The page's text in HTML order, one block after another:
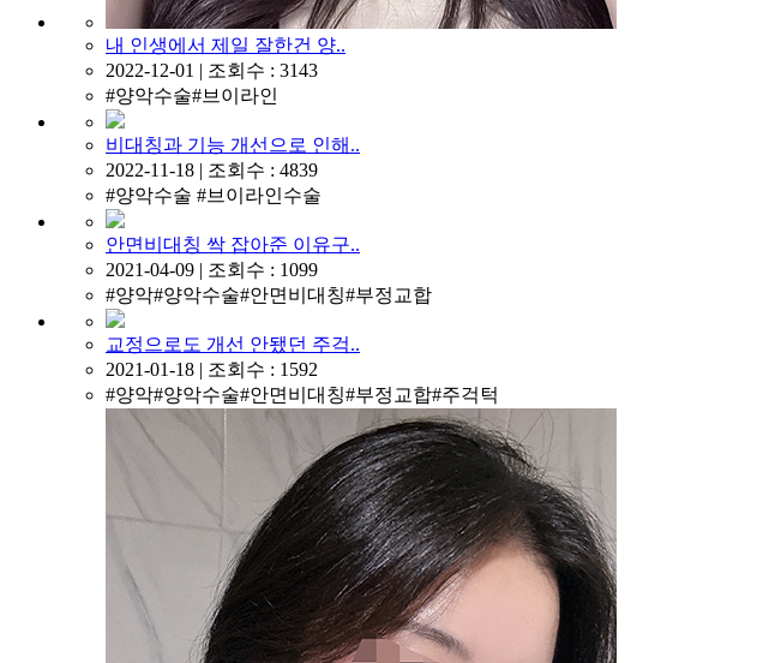
내 인생에서 제일 잘한건 양..
2022-12-01 | 조회수 : 3143
#양악수술#브이라인
비대칭과 기능 개선으로 인해..
2022-11-18 | 조회수 : 4839
#양악수술 #브이라인수술
안면비대칭 싹 잡아준 이유구..
2021-04-09 | 조회수 : 1099
#양악#양악수술#안면비대칭#부정교합
교정으로도 개선 안됐던 주걱..
2021-01-18 | 조회수 : 1592
#양악#양악수술#안면비대칭#부정교합#주걱턱